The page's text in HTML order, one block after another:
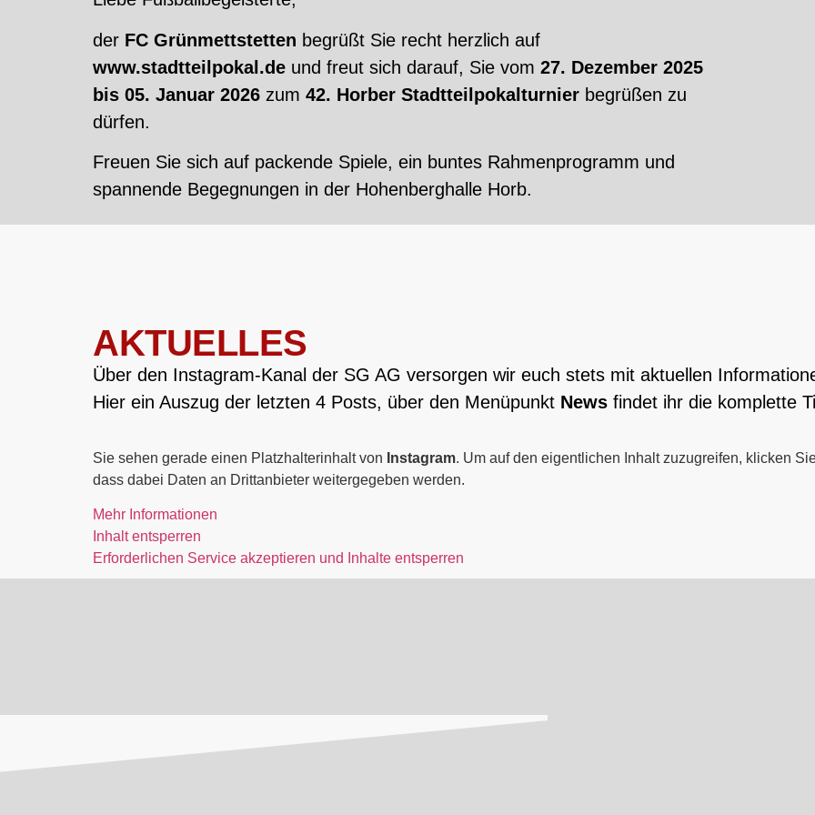
der FC Grünmettstetten begrüßt Sie recht herzlich auf
www.stadtteilpokal.de und freut sich darauf, Sie vom 27. Dezember 2025
bis 05. Januar 2026 zum 42. Horber Stadtteilpokalturnier begrüßen zu
dürfen.
Freuen Sie sich auf packende Spiele, ein buntes Rahmenprogramm und
spannende Begegnungen in der Hohenberghalle Horb.
AKTUELLES
Über den Instagram-Kanal der SG AG versorgen wir euch stets mit aktuellen
Hier ein Auszug der letzten 4 Posts, über den Menüpunkt News findet ihr die komplette
Sie sehen gerade einen Platzhalterinhalt von Instagram. Um auf den eigentlichen Inhalt zuzugreifen, klicken
dass dabei Daten an Drittanbieter weitergegeben werden.
Mehr Informationen
Inhalt entsperren
Erforderlichen Service akzeptieren und Inhalte entsperren